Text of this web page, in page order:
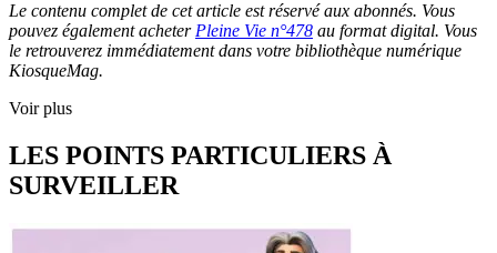
Le contenu complet de cet article est réservé aux abonnés. Vous
pouvez également acheter Pleine Vie n°478 au format digital. Vous
le retrouverez immédiatement dans votre bibliothèque numérique
KiosqueMag.
Voir plus
LES POINTS PARTICULIERS À
SURVEILLER